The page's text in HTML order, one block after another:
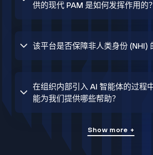
供的现代 PAM 是如何发挥作用的？
该平台是否保障非人类身份 (NHI)
在组织内部引入 AI 智能体的过程
能为我们提供哪些帮助？
Show more +